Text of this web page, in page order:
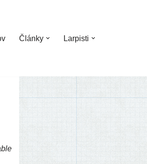
Články Larpisti